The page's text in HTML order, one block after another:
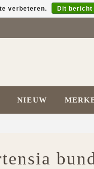
NIEUW
verbeteren. Dit bericht